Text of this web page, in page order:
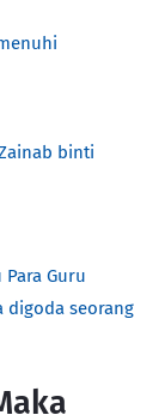
binti
Guru
digoda seorang